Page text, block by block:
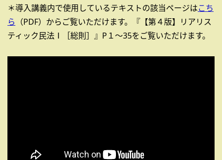
＊導入講義内で使用しているテキストの該当ページはこち
ら （PDF）からご覧いただけます。『【第４版】リアリス
ティック民法Ⅰ［総則］』P１～35をご覧いただけます。